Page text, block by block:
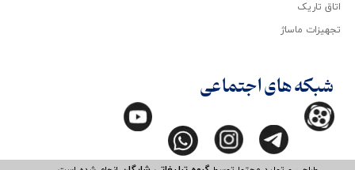
اتاق تاریک
تجهیزات ماساژ
شبکه های اجتماعی